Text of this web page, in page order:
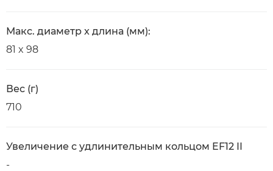
Макс. диаметр x длина (мм):
81 x 98
Вес (г)
710
Увеличение с удлинительным кольцом EF12 II
-